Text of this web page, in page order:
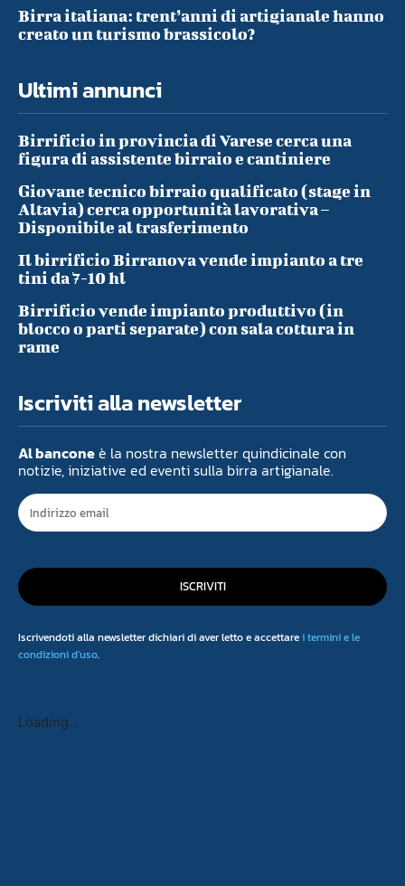
Birra italiana: trent’anni di artigianale hanno
creato un turismo brassicolo?
Ultimi annunci
Birrificio in provincia di Varese cerca una
figura di assistente birraio e cantiniere
Giovane tecnico birraio qualificato (stage in
Altavia) cerca opportunità lavorativa –
Disponibile al trasferimento
Il birrificio Birranova vende impianto a tre
tini da 7-10 hl
Birrificio vende impianto produttivo (in
blocco o parti separate) con sala cottura in
rame
Iscriviti alla newsletter
Al banconeè la nostra newsletter quindicinale con
notizie, iniziative ed eventi sulla birra artigianale.
ISCRIVITI
Iscrivendoti alla newsletter dichiari di aver letto e accettarei termini e le
condizioni d'uso.
Loading...